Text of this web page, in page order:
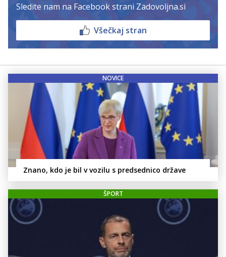
Sledite nam na Facebook strani Zadovoljna.si
Všečkaj stran
NOVICE
Znano, kdo je bil v vozilu s predsednico države
ŠPORT